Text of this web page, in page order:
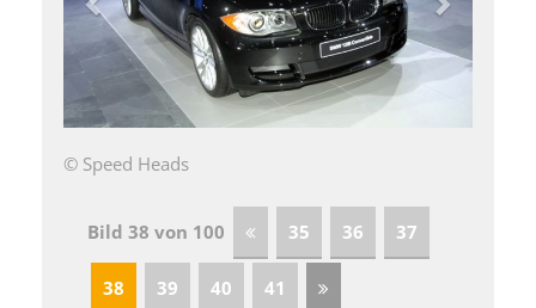
© Speed Heads
Bild 38 von 100 35 36 37
38 39 40 41